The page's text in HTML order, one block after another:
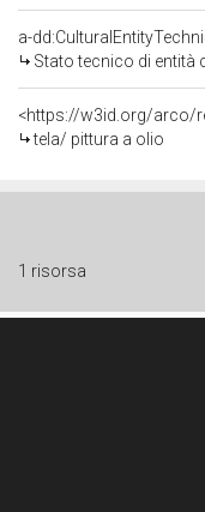
a-
Stato tecnico di entità
<https://w3id.org/arco/
tela/ pittura a olio
1 risorsa